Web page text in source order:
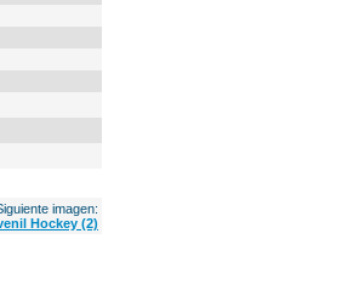
imagen:
Hockey (2)